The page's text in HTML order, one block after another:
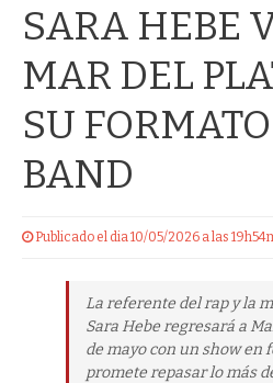
SARA HEBE
MAR DEL
SU
BAND
Publicado el dia 10/05/2026 a las
La referente del rap y la
Sara Hebe regresará a
de mayo con un show en
promete repasar lo más